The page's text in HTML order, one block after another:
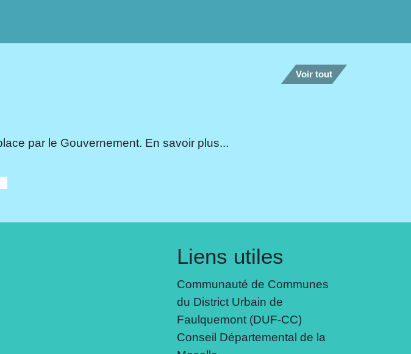
Voir tout
par le Gouvernement. En savoir plus...
Liens utiles
Communauté de Communes
du District Urbain de
Faulquemont (DUF-CC)
Conseil Départemental de la